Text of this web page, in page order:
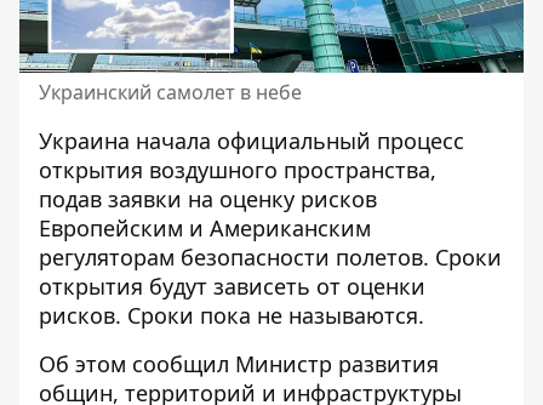
Украинский самолет в небе
Украина начала официальный процесс
открытия воздушного пространства,
подав заявки на оценку рисков
Европейским и Американским
регуляторам безопасности полетов. Сроки
открытия будут зависеть от оценки
рисков. Сроки пока не называются.
Об этом сообщил Министр развития
общин, территорий и инфраструктуры